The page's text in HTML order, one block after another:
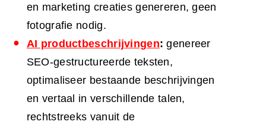
en marketing creaties genereren, geen
fotografie nodig.
AI productbeschrijvingen: genereer
SEO-gestructureerde teksten,
optimaliseer bestaande beschrijvingen
en vertaal in verschillende talen,
rechtstreeks vanuit de